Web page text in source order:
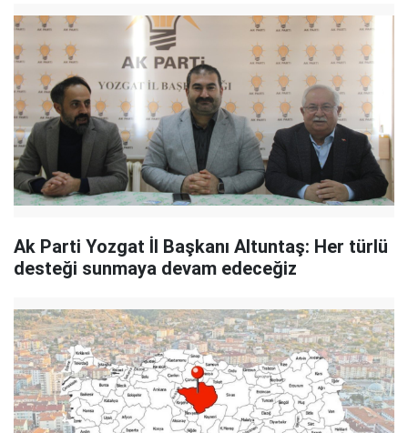
Ak Parti Yozgat İl Başkanı Altuntaş: Her türlü
desteği sunmaya devam edeceğiz